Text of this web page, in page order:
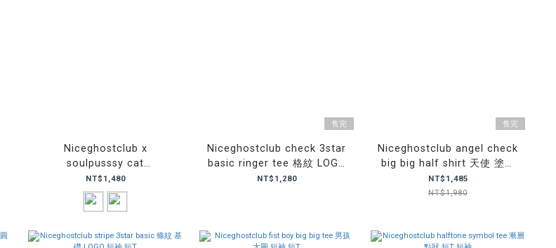
Niceghostclub x
soulpusssy cat
ghostsoulgirl gyaru big big
tee 靈魂女孩 短袖 短T
NT$1,480
售完
Niceghostclub check 3star
basic ringer tee 格紋 LOGO
撞色 圓領 短袖 短T
NT$1,280
售完
Niceghostclub angel check
big big half shirt 天使 塗鴉
超寬鬆 格紋 襯衫
NT$1,485
NT$1,980